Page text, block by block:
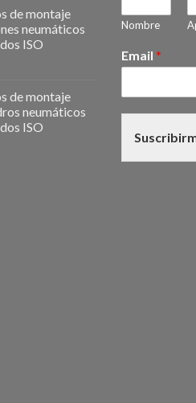
de montaje
neumáticos
ISO
de montaje
neumáticos
ISO
Nombre
Email *